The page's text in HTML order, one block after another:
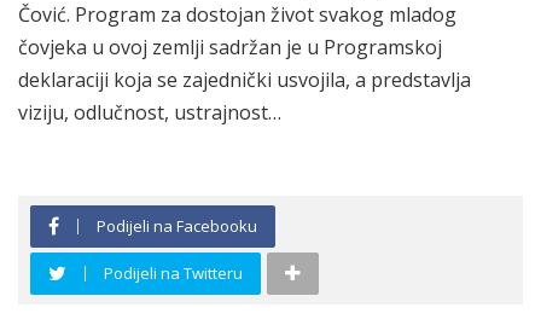
Čović. Program za dostojan život svakog mladog
čovjeka u ovoj zemlji sadržan je u Programskoj
deklaraciji koja se zajednički usvojila, a predstavlja
viziju, odlučnost, ustrajnost…
Podijeli na Facebooku
Podijeli na Twitteru